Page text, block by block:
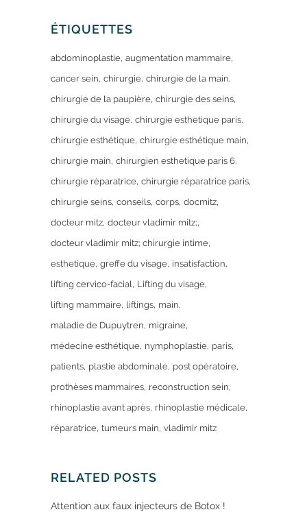
ÉTIQUETTES
abdominoplastie augmentation mammaire
cancer sein chirurgie chirurgie de la main
chirurgie de la paupière chirurgie des seins
chirurgie du visage chirurgie esthetique paris
chirurgie esthétique chirurgie esthétique main
chirurgie main chirurgien esthetique paris 6
chirurgie réparatrice chirurgie réparatrice paris
chirurgie seins conseils corps docmitz
docteur mitz docteur vladimir mitz;
docteur vladimir mitz; chirurgie intime
esthetique greffe du visage insatisfaction
lifting cervico-facial Lifting du visage
lifting mammaire liftings main
maladie de Dupuytren migraine
médecine esthétique nymphoplastie paris
patients plastie abdominale post opératoire
prothèses mammaires reconstruction sein
rhinoplastie avant après rhinoplastie médicale
réparatrice tumeurs main vladimir mitz
RELATED POSTS
Attention aux faux injecteurs de Botox !